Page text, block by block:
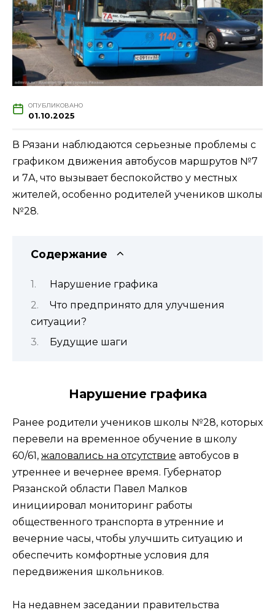
ОПУБЛИКОВАНО
01.10.2025
В Рязани наблюдаются серьезные проблемы с
графиком движения автобусов маршрутов №7
и 7А, что вызывает беспокойство у местных
жителей, особенно родителей учеников школы
№28.
Содержание
Нарушение графика
Что предпринято для улучшения
ситуации?
Будущие шаги
Нарушение графика
Ранее родители учеников школы №28, которых
перевели на временное обучение в школу
60/61, жаловались на отсутствие автобусов в
утреннее и вечернее время. Губернатор
Рязанской области Павел Малков
инициировал мониторинг работы
общественного транспорта в утренние и
вечерние часы, чтобы улучшить ситуацию и
обеспечить комфортные условия для
передвижения школьников.
На недавнем заседании правительства